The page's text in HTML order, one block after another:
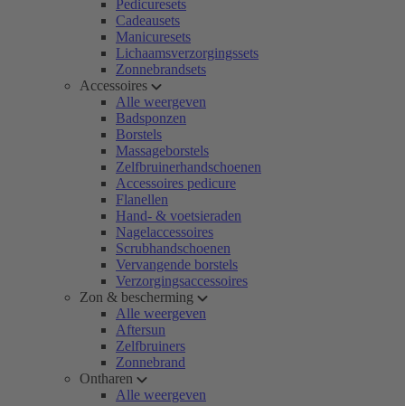
Pedicuresets
Cadeausets
Manicuresets
Lichaamsverzorgingssets
Zonnebrandsets
Accessoires
Alle weergeven
Badsponzen
Borstels
Massageborstels
Zelfbruinerhandschoenen
Accessoires pedicure
Flanellen
Hand- & voetsieraden
Nagelaccessoires
Scrubhandschoenen
Vervangende borstels
Verzorgingsaccessoires
Zon & bescherming
Alle weergeven
Aftersun
Zelfbruiners
Zonnebrand
Ontharen
Alle weergeven